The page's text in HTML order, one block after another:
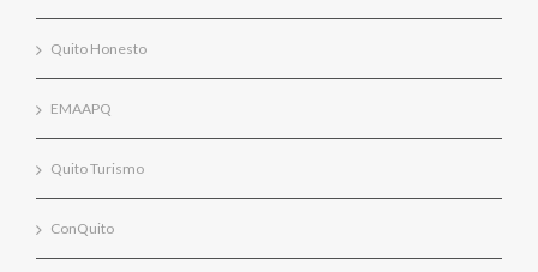
Quito Honesto
EMAAPQ
Quito Turismo
ConQuito